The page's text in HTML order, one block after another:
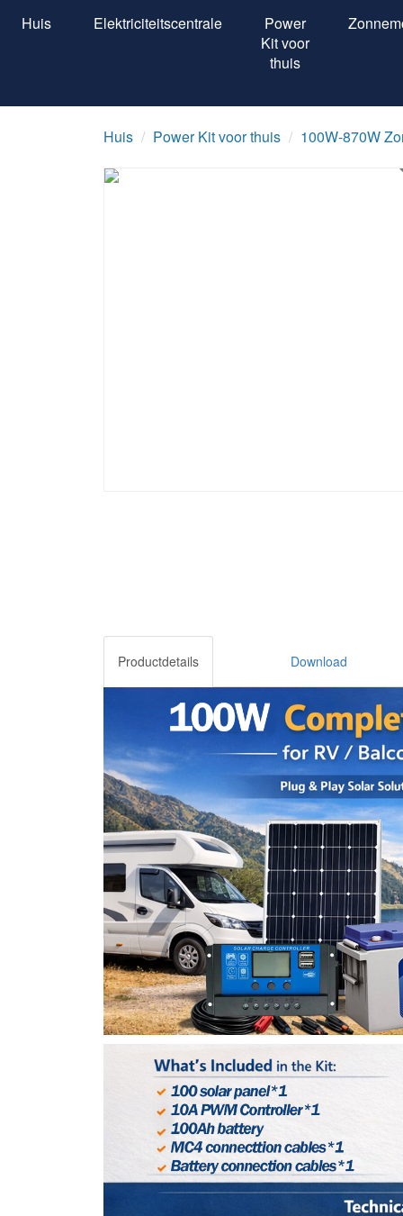
Huis Elektriciteitscentrale
Power
Kit voor
thuis
Huis Power Kit voor thuis 100W-870W
Productdetails Download